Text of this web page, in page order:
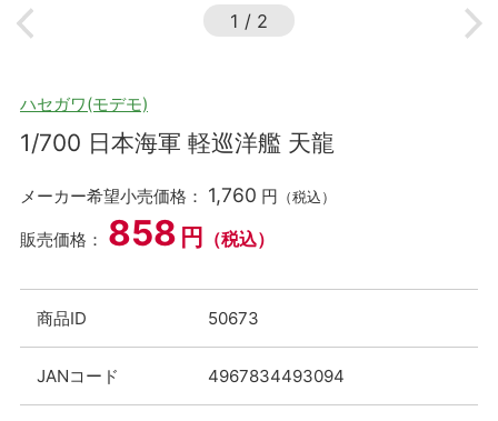
1 / 2
ハセガワ(モデモ)
1/700 日本海軍 軽巡洋艦 天龍
メーカー希望小売価格： 1,760 円 （税込）
販売価格： 858 円 （税込）
商品ID 50673
JANコード 4967834493094